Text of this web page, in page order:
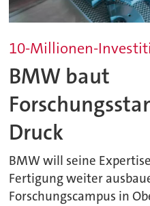
10-Millionen-
BMW baut
Druck
BMW will seine
Fertigung weiter
Forschungscampus in